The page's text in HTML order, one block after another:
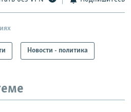
Новости - политика